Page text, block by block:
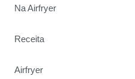
Na Airfryer
Receita
Airfryer